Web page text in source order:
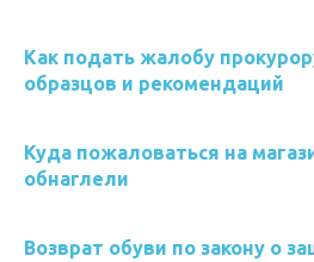
Как подать жалобу
образцов и рекомендаций
Куда пожаловаться на
обнаглели
Возврат обуви по закону о